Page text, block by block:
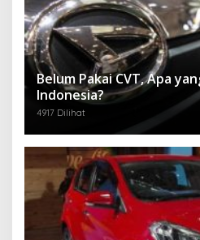
Belum Pakai CVT, Apa
Indonesia?
4917 Dilihat